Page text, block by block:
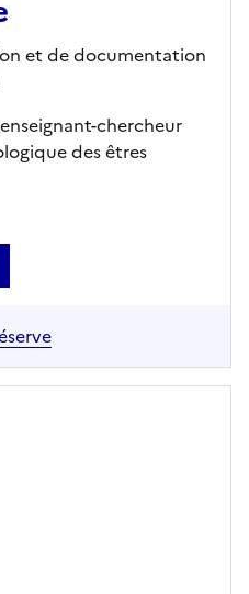
et de documentation
chercheur
des êtres